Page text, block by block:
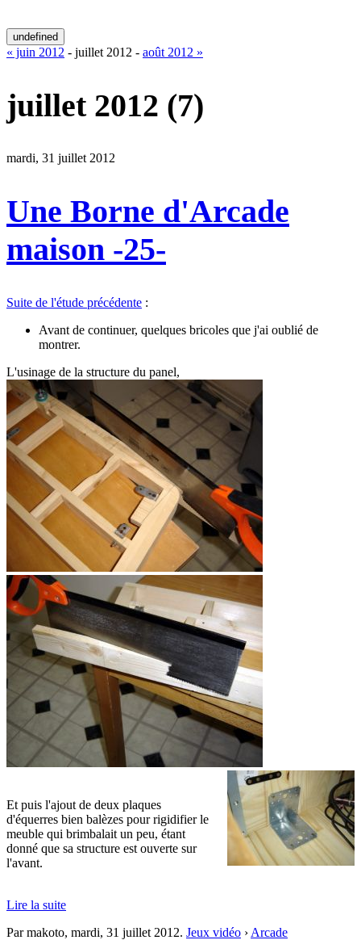
undefined
« juin 2012 - juillet 2012 - août 2012 »
juillet 2012 (7)
mardi, 31 juillet 2012
Une Borne d'Arcade
maison -25-
Suite de l'étude précédente :
Avant de continuer, quelques bricoles que j'ai oublié de
montrer.
L'usinage de la structure du panel,
Et puis l'ajout de deux plaques
d'équerres bien balèzes pour rigidifier le
meuble qui brimbalait un peu, étant
donné que sa structure est ouverte sur
l'avant.
Lire la suite
Par makoto, mardi, 31 juillet 2012. Jeux vidéo › Arcade